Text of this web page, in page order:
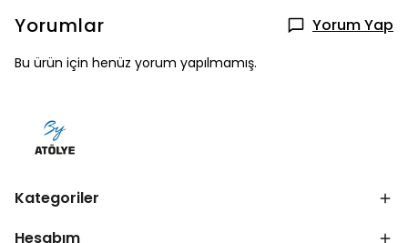
Yorumlar Yorum Yap
Bu ürün için henüz yorum yapılmamış.
Kategoriler
Hesabım